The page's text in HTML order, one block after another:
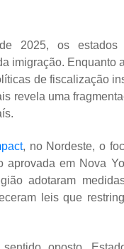
2025, os estados
imigração.
de fiscalização
revela uma
, no Nordeste, o
aprovada em Nova
adotaram
leis que